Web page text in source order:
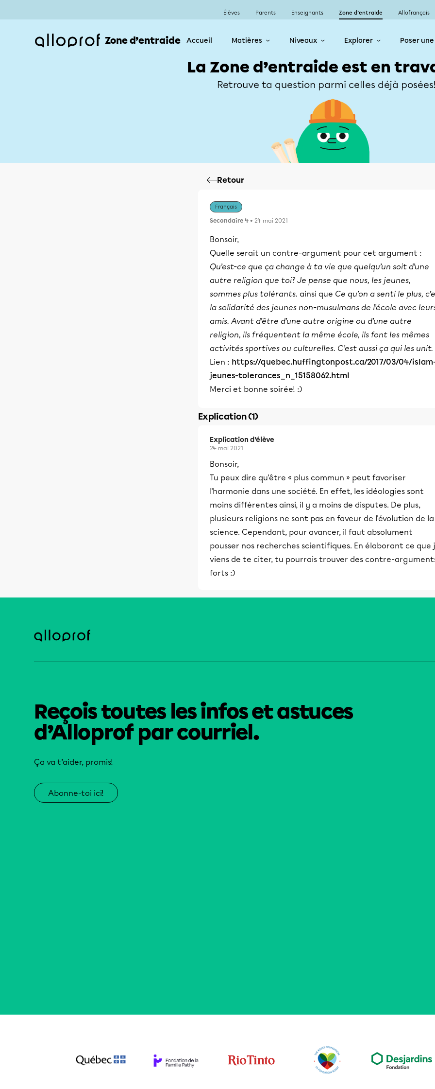
Élèves Parents Enseignants Zone d’entraide Allofrançais
Zone d’entraide Accueil Matières Niveaux Explorer Poser
La Zone d’entraide est en
Retrouve ta question parmi celles déjà
Retour
Français
Secondaire 4 • 24 mai 2021
Bonsoir,
Quelle serait un contre-argument pour cet argument :
Qu’est-ce que ça change à ta vie que quelqu’un soit d’une
autre religion que toi? Je pense que nous, les jeunes,
sommes plus tolérants. ainsi que Ce qu’on a senti le plus,
la solidarité des jeunes non-musulmans de l’école avec
amis. Avant d’être d’une autre origine ou d’une autre
religion, ils fréquentent la même école, ils font les mêmes
activités sportives ou culturelles. C’est aussi ça qui les unit.
Lien : https://quebec.huffingtonpost.ca/2017/03/04/
jeunes-tolerances_n_15158062.html
Merci et bonne soirée! :)
Explication (1)
Explication d’élève
24 mai 2021
Bonsoir,
Tu peux dire qu'être « plus commun » peut favoriser
l'harmonie dans une société. En effet, les idéologies sont
moins différentes ainsi, il y a moins de disputes. De plus,
plusieurs religions ne sont pas en faveur de l'évolution de la
science. Cependant, pour avancer, il faut absolument
pousser nos recherches scientifiques. En élaborant ce que
viens de te citer, tu pourrais trouver des contre-
forts :)
Reçois toutes les infos et astuces
d’Alloprof par courriel.
Ça va t’aider, promis!
Abonne-toi ici!